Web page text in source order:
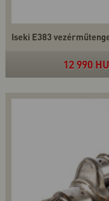
Iseki E383
12 990